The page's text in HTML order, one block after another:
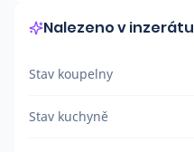
Nalezeno v inzerátu
Stav koupelny
Stav kuchyně